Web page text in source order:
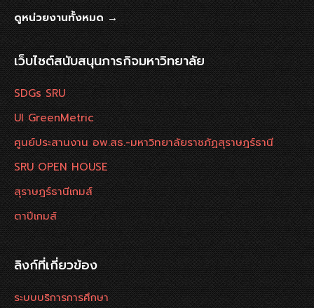
ดูหน่วยงานทั้งหมด →
เว็บไซต์สนับสนุนภารกิจมหาวิทยาลัย
SDGs SRU
UI GreenMetric
ศูนย์ประสานงาน อพ.สธ.-มหาวิทยาลัยราชภัฏสุราษฎร์ธานี
SRU OPEN HOUSE
สุราษฎร์ธานีเกมส์
ตาปีเกมส์
ลิงก์ที่เกี่ยวข้อง
ระบบบริการการศึกษา